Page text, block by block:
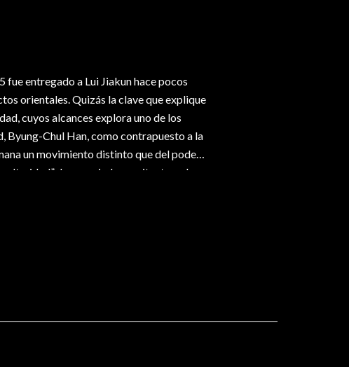
entregado a Lui Jiakun hace pocos
orientales. Quizás la clave que explique
cuyos alcances explora uno de los
Byung-Chul Han, como contrapuesto a la
un movimiento distinto que del poder.
La premiada arquitectura de